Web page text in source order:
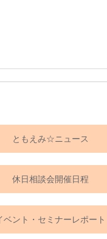
ともえみ☆ニュース
休日相談会開催日程
ベント・セミナーレポート